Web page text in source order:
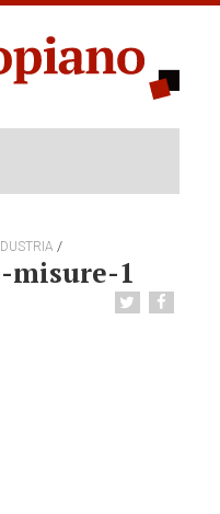
/
misure-1